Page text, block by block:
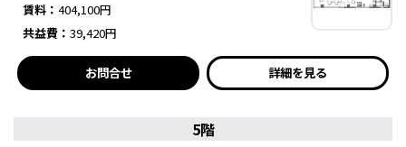
賃料： 404,100円
共益費： 39,420円
お問合せ 詳細を見る
5階